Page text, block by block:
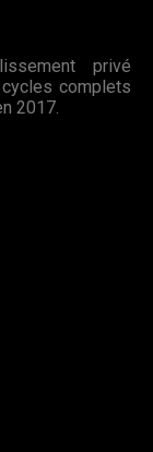
privé
cycles complets
2017.